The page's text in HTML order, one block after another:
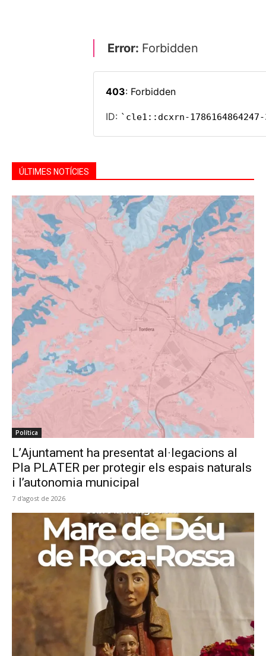
ÚLTIMES NOTÍCIES
Política
L’Ajuntament ha presentat al·legacions al
Pla PLATER per protegir els espais naturals
i l’autonomia municipal
7 d'agost de 2026